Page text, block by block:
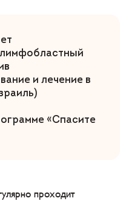
и лечение в
«Спасите
проходит